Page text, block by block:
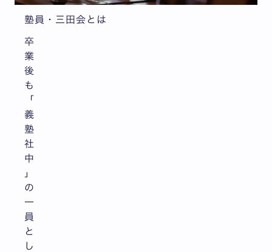
塾員・三田会とは
卒
業
後
も
「
義
塾
社
中
」
の
一
員
と
し